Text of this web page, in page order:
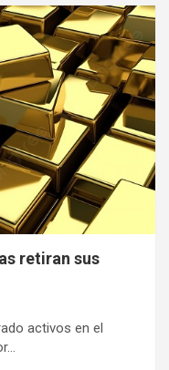
retiran sus
activos en el